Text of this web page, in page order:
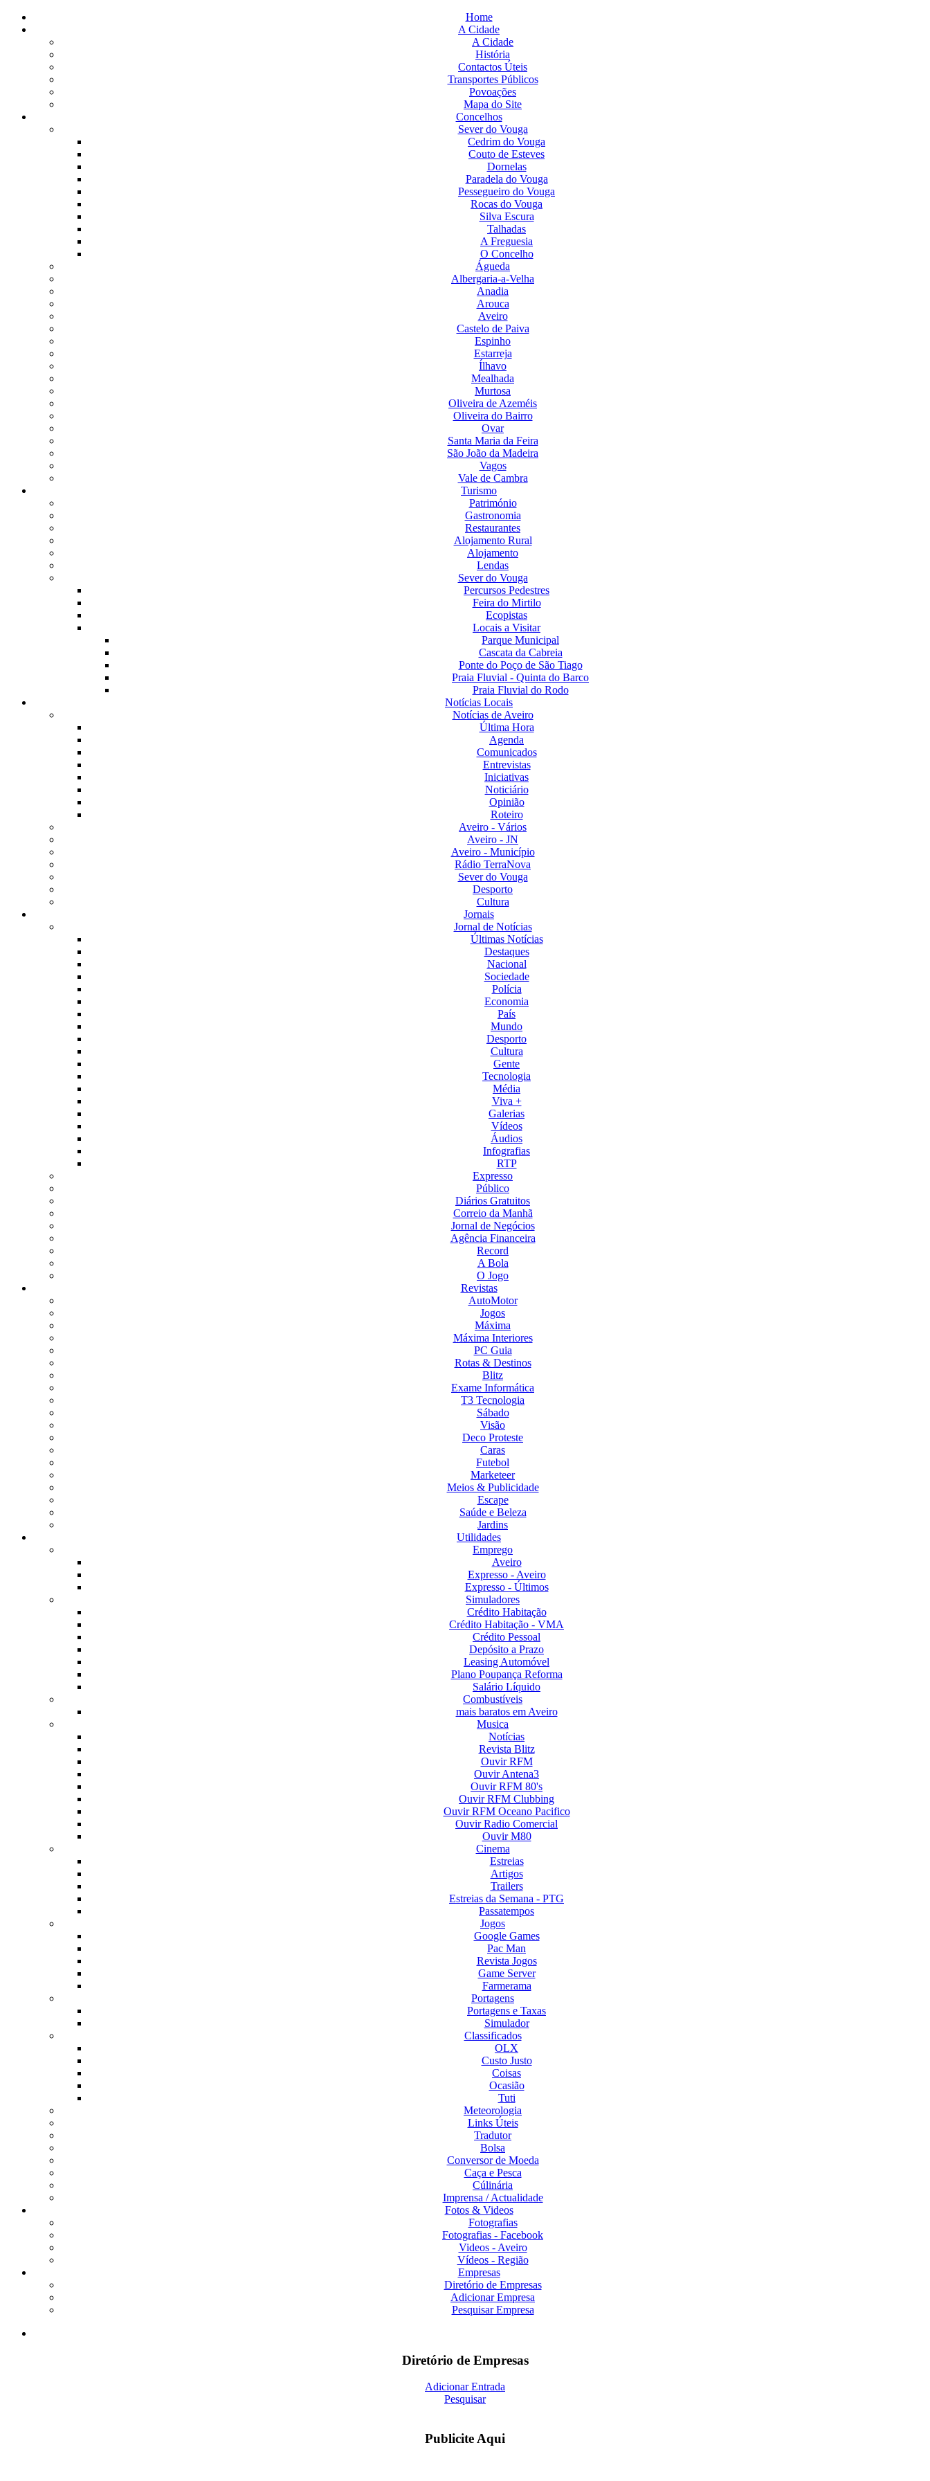
Home
A Cidade
A Cidade
História
Contactos Úteis
Transportes Públicos
Povoações
Mapa do Site
Concelhos
Sever do Vouga
Cedrim do Vouga
Couto de Esteves
Dornelas
Paradela do Vouga
Pessegueiro do Vouga
Rocas do Vouga
Silva Escura
Talhadas
A Freguesia
O Concelho
Águeda
Albergaria-a-Velha
Anadia
Arouca
Aveiro
Castelo de Paiva
Espinho
Estarreja
Ílhavo
Mealhada
Murtosa
Oliveira de Azeméis
Oliveira do Bairro
Ovar
Santa Maria da Feira
São João da Madeira
Vagos
Vale de Cambra
Turismo
Património
Gastronomia
Restaurantes
Alojamento Rural
Alojamento
Lendas
Sever do Vouga
Percursos Pedestres
Feira do Mirtilo
Ecopistas
Locais a Visitar
Parque Municipal
Cascata da Cabreia
Ponte do Poço de São Tiago
Praia Fluvial - Quinta do Barco
Praia Fluvial do Rodo
Notícias Locais
Notícias de Aveiro
Última Hora
Agenda
Comunicados
Entrevistas
Iniciativas
Noticiário
Opinião
Roteiro
Aveiro - Vários
Aveiro - JN
Aveiro - Município
Rádio TerraNova
Sever do Vouga
Desporto
Cultura
Jornais
Jornal de Notícias
Últimas Notícias
Destaques
Nacional
Sociedade
Polícia
Economia
País
Mundo
Desporto
Cultura
Gente
Tecnologia
Média
Viva +
Galerias
Vídeos
Áudios
Infografias
RTP
Expresso
Público
Diários Gratuitos
Correio da Manhã
Jornal de Negócios
Agência Financeira
Record
A Bola
O Jogo
Revistas
AutoMotor
Jogos
Máxima
Máxima Interiores
PC Guia
Rotas & Destinos
Blitz
Exame Informática
T3 Tecnologia
Sábado
Visão
Deco Proteste
Caras
Futebol
Marketeer
Meios & Publicidade
Escape
Saúde e Beleza
Jardins
Utilidades
Emprego
Aveiro
Expresso - Aveiro
Expresso - Últimos
Simuladores
Crédito Habitação
Crédito Habitação - VMA
Crédito Pessoal
Depósito a Prazo
Leasing Automóvel
Plano Poupança Reforma
Salário Líquido
Combustíveis
mais baratos em Aveiro
Musica
Notícias
Revista Blitz
Ouvir RFM
Ouvir Antena3
Ouvir RFM 80's
Ouvir RFM Clubbing
Ouvir RFM Oceano Pacifico
Ouvir Radio Comercial
Ouvir M80
Cinema
Estreias
Artigos
Trailers
Estreias da Semana - PTG
Passatempos
Jogos
Google Games
Pac Man
Revista Jogos
Game Server
Farmerama
Portagens
Portagens e Taxas
Simulador
Classificados
OLX
Custo Justo
Coisas
Ocasião
Tuti
Meteorologia
Links Úteis
Tradutor
Bolsa
Conversor de Moeda
Caça e Pesca
Cúlinária
Imprensa / Actualidade
Fotos & Videos
Fotografias
Fotografias - Facebook
Videos - Aveiro
Vídeos - Região
Empresas
Diretório de Empresas
Adicionar Empresa
Pesquisar Empresa
Diretório de Empresas
Adicionar Entrada
Pesquisar
Publicite Aqui